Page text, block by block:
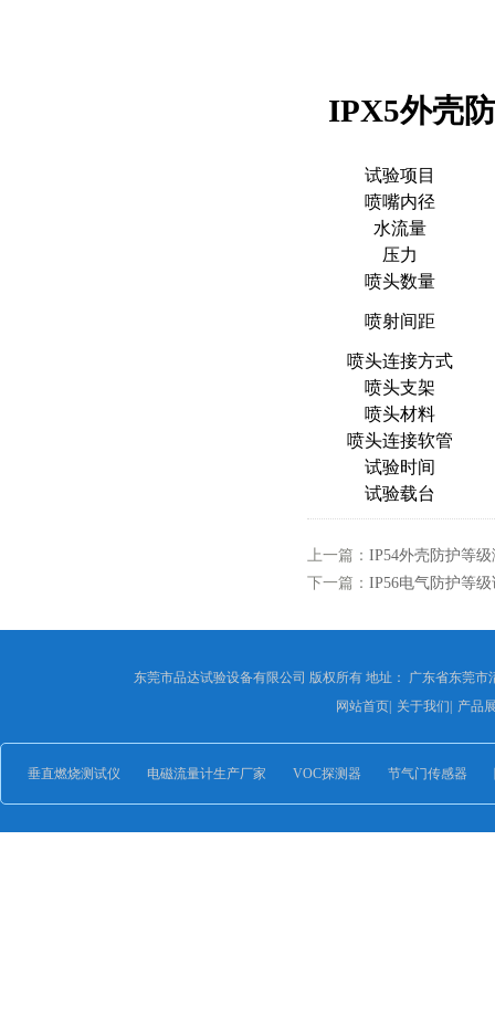
IPX5外壳
试验项目
喷嘴内径
水流量
压力
喷头数量
喷射间距
喷头连接方式
喷头支架
喷头材料
喷头连接软管
试验时间
试验载台
上一篇： IP54外壳防护等
下一篇： IP56电气防护等
东莞市品达试验设备有限公司 版权所有 地址： 广东省东莞
网站首页| 关于我们 产品
垂直燃烧测试仪 电磁流量计生产厂家 VOC探测器 节气门传感器